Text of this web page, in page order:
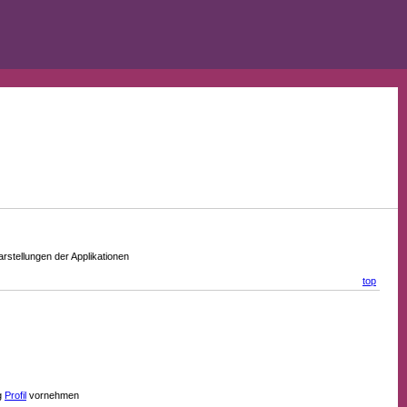
der Applikationen
top
Profil vornehmen